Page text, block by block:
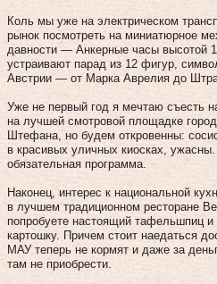
Коль мы уже на электрическом
рынок посмотреть на миниатюрное
давности — Анкерные часы высотой
устраивают парад из 12 фигур,
Австрии — от Марка Аврелия до
Уже не первый год я мечтаю съесть
на лучшей смотровой площадке
Штефана, но будем откровенны:
в красивых уличных киосках,
обязательная программа.
Наконец, интерес к национальной
в лучшем традиционном ресторане
попробуете настоящий тафельшпиц
картошку. Причем стоит наедаться
МАУ теперь не кормят и даже за
там не приобрести.